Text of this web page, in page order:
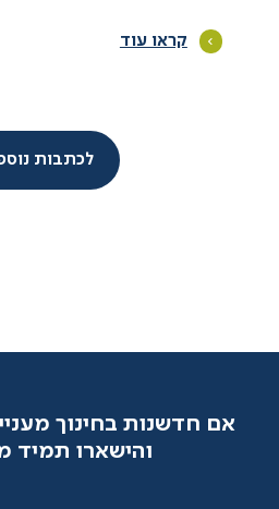
קראו עוד
לכתבות
אם חדשנות בחינוך
והישארו תמיד